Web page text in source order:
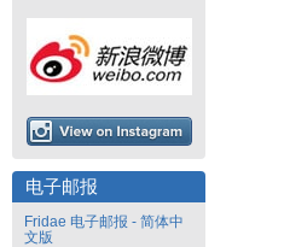
电子邮报
Fridae 电子邮报 - 简体中
文版